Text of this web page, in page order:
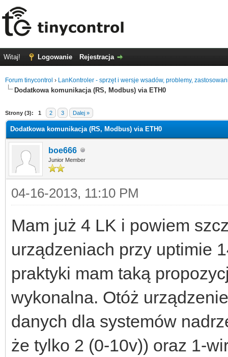
Witaj! Logowanie Rejestracja
Forum tinycontrol › LanKontroler - sprzęt i wersje wsadów, problemy,
Dodatkowa komunikacja (RS, Modbus) via ETH0
Strony (3): 1 2 3 Dalej »
Dodatkowa komunikacja (RS, Modbus) via ETH0
boe666
Junior Member
04-16-2013, 11:10 PM
Mam już 4 LK i powiem
urządzeniach przy uptimie
praktyki mam taką
wykonalna. Otóż
danych dla systemów
że tylko 2 (0-10v)) oraz 1-